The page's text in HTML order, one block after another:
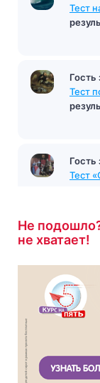
Тест
Гость
Тест
Гость
Тест
Не
не хватает!